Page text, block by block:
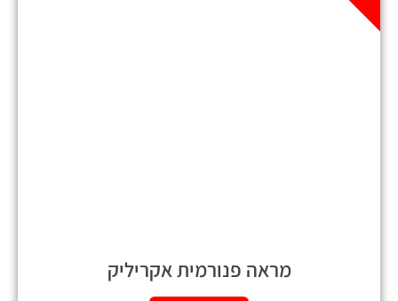
מראה פנורמית אקריליק